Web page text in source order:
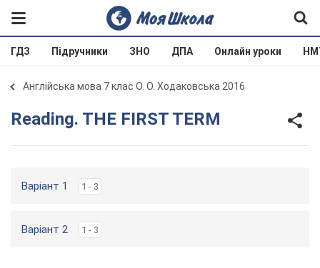
ГДЗ Підручники ЗНО ДПА Онлайн уроки
Англійська мова 7 клас О. О. Ходаковська 2016
Reading. THE FIRST TERM
Варіант 1 1 - 3
Варіант 2 1 - 3